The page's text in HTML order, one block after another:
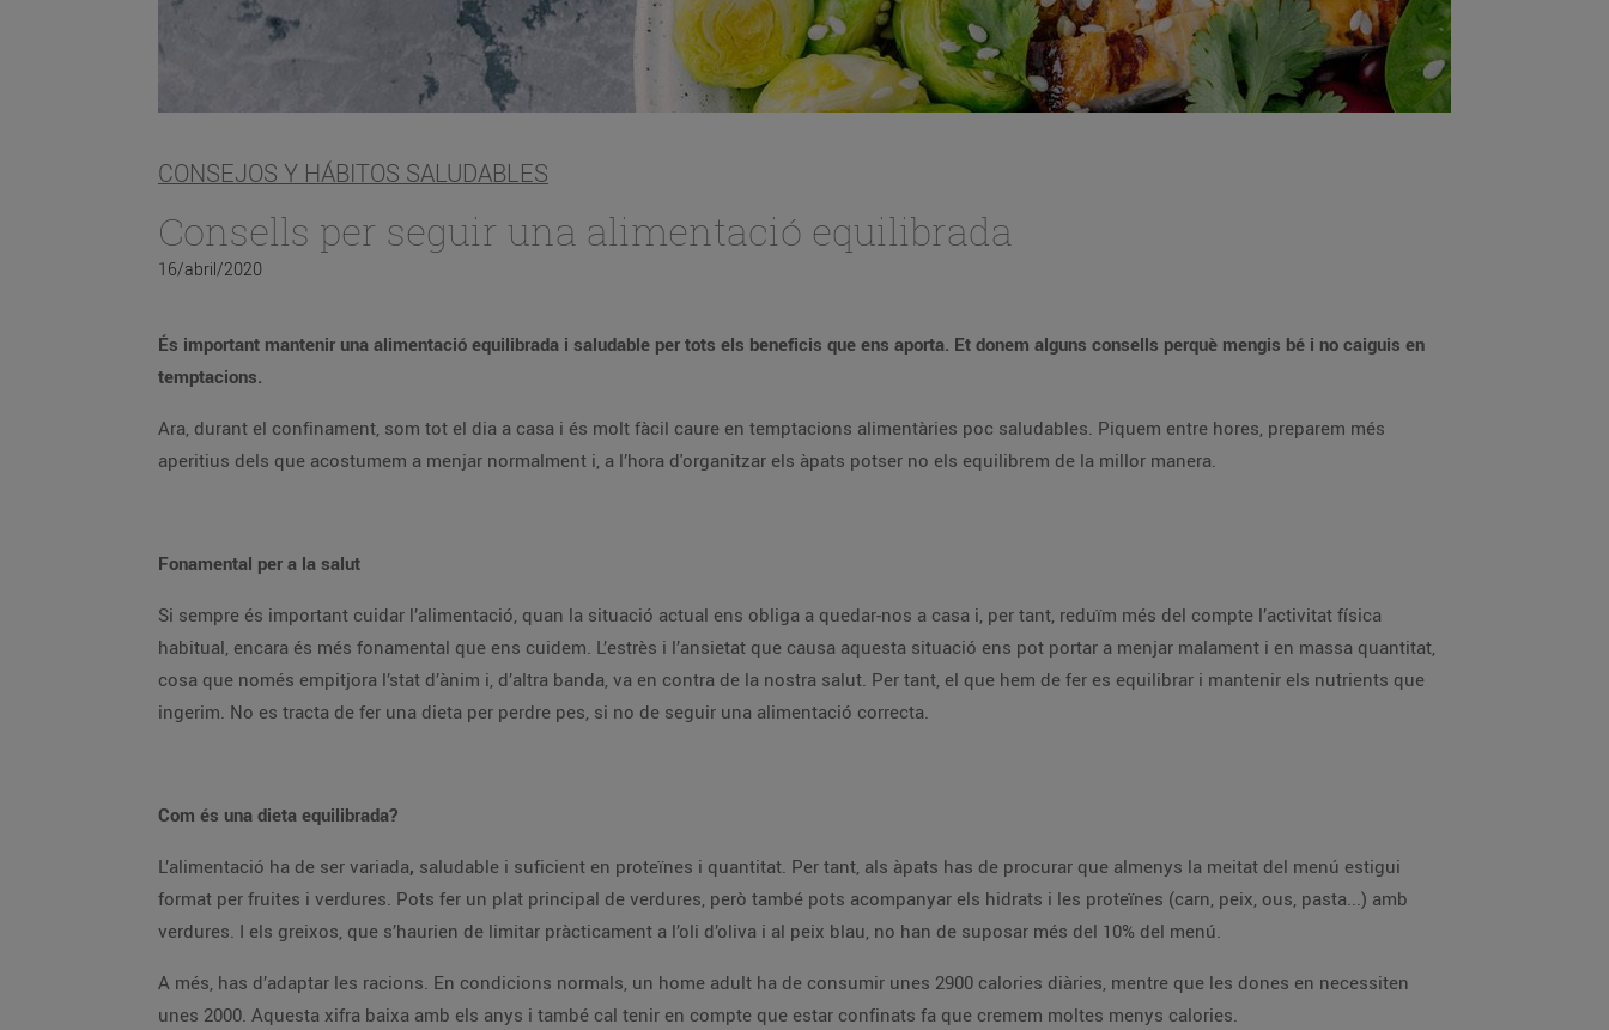
CONSEJOS Y HÁBITOS SALUDABLES
Consells per seguir una alimentació equilibrada
16/abril/2020
És important mantenir una alimentació equilibrada i saludable per tots els beneficis que ens aporta. Et donem alguns consells perquè mengis bé i no caiguis en
temptacions.
Ara, durant el confinament, som tot el dia a casa i és molt fàcil caure en temptacions alimentàries poc saludables. Piquem entre hores, preparem més
aperitius dels que acostumem a menjar normalment i, a l’hora d'organitzar els àpats potser no els equilibrem de la millor manera.
Fonamental per a la salut
Si sempre és important cuidar l’alimentació, quan la situació actual ens obliga a quedar-nos a casa i, per tant, reduïm més del compte l’activitat física
habitual, encara és més fonamental que ens cuidem. L’estrès i l’ansietat que causa aquesta situació ens pot portar a menjar malament i en massa quantitat,
cosa que només empitjora l’stat d’ànim i, d’altra banda, va en contra de la nostra salut. Per tant, el que hem de fer es equilibrar i mantenir els nutrients que
ingerim. No es tracta de fer una dieta per perdre pes, si no de seguir una alimentació correcta.
Com és una dieta equilibrada?
L’alimentació ha de ser variada, saludable i suficient en proteïnes i quantitat. Per tant, als àpats has de procurar que almenys la meitat del menú estigui
format per fruites i verdures. Pots fer un plat principal de verdures, però també pots acompanyar els hidrats i les proteïnes (carn, peix, ous, pasta...) amb
verdures. I els greixos, que s’haurien de limitar pràcticament a l’oli d’oliva i al peix blau, no han de suposar més del 10% del menú.
A més, has d’adaptar les racions. En condicions normals, un home adult ha de consumir unes 2900 calories diàries, mentre que les dones en necessiten
unes 2000. Aquesta xifra baixa amb els anys i també cal tenir en compte que estar confinats fa que cremem moltes menys calories.